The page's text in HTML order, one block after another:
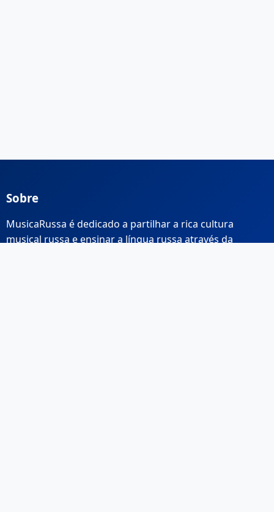
Sobre
MusicaRussa é dedicado a partilhar a rica cultura
musical russa e ensinar a língua russa através da